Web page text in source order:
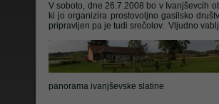
V soboto, dne 26.7.2008 bo v Ivanjševcih
ki jo organizira prostovoljno gasilsko
pripravljen pa je tudi srečolov. Vljudno
panorama ivanjševske slatine